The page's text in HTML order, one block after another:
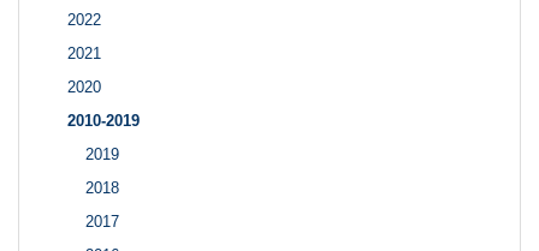
2022
2021
2020
2010-2019
2019
2018
2017